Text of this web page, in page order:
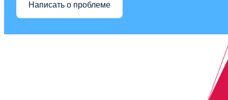
Написать о проблеме